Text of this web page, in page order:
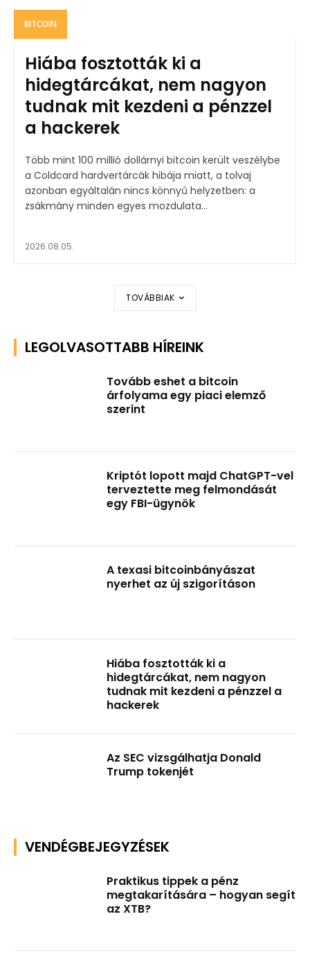
BITCOIN
Hiába fosztották ki a
hidegtárcákat, nem nagyon
tudnak mit kezdeni a pénzzel
a hackerek
Több mint 100 millió dollárnyi bitcoin került veszélybe
a Coldcard hardvertárcák hibája miatt, a tolvaj
azonban egyáltalán nincs könnyű helyzetben: a
zsákmány minden egyes mozdulata...
2026.08.05.
TOVÁBBIAK
LEGOLVASOTTABB HÍREINK
Tovább eshet a bitcoin
árfolyama egy piaci elemző
szerint
Kriptót lopott majd ChatGPT-vel
terveztette meg felmondását
egy FBI-ügynök
A texasi bitcoinbányászat
nyerhet az új szigorításon
Hiába fosztották ki a
hidegtárcákat, nem nagyon
tudnak mit kezdeni a pénzzel a
hackerek
Az SEC vizsgálhatja Donald
Trump tokenjét
VENDÉGBEJEGYZÉSEK
Praktikus tippek a pénz
megtakarítására – hogyan segít
az XTB?